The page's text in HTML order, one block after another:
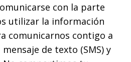
con la parte
utilizar la información
comunicarnos contigo a
de texto (SMS) y